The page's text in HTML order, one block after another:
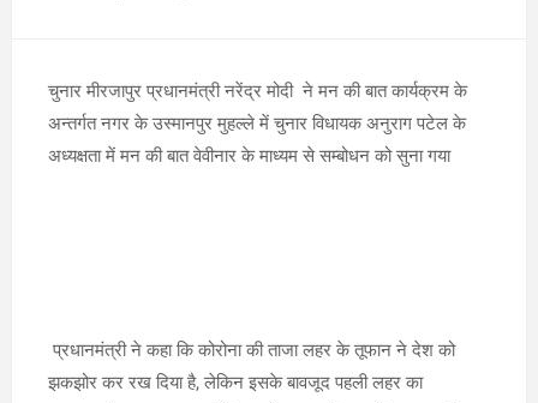
चुनार मीरजापुर प्रधानमंत्री नरेंद्र मोदी ने मन की बात कार्यक्रम के
अन्तर्गत नगर के उस्मानपुर मुहल्ले में चुनार विधायक अनुराग पटेल के
अध्यक्षता में मन की बात वेवीनार के माध्यम से सम्बोधन को सुना गया
प्रधानमंत्री ने कहा कि कोरोना की ताजा लहर के तूफान ने देश को
झकझोर कर रख दिया है, लेकिन इसके बावजूद पहली लहर का